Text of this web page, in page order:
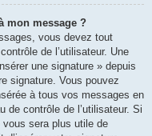
mon message ?
vous devez tout
de l’utilisateur. Une
une signature » depuis
signature. Vous pouvez
à tous vos messages en
de contrôle de l’utilisateur. Si
sera plus utile de